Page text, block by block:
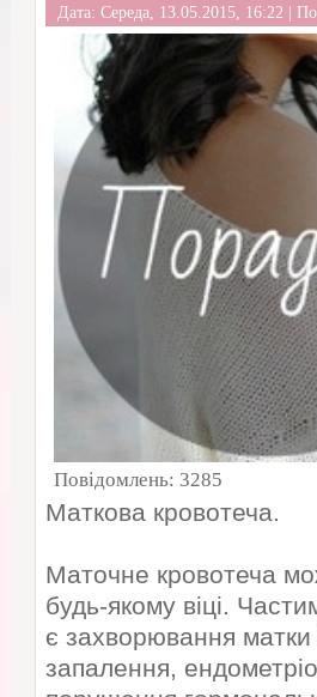
Дата: Середа, 13.05.2015, 16:22 |
Повідомлень: 3285
Маткова кровотеча.
Маточне кровотеча
будь-якому віці.
є захворювання матки
запалення,